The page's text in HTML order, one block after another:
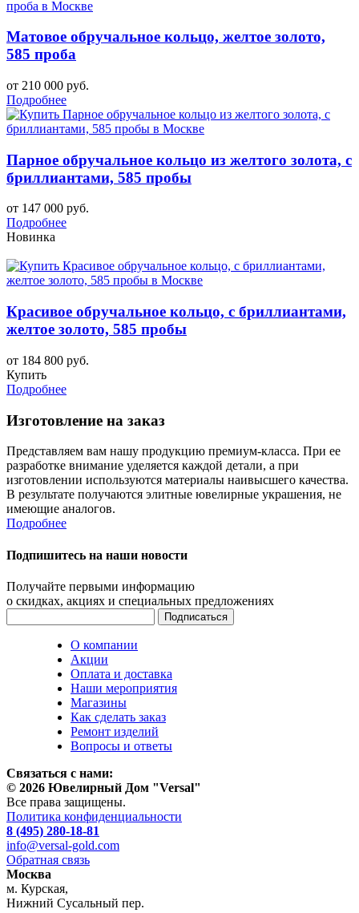
Матовое обручальное кольцо, желтое золото,
585 проба
от 210 000 руб.
Подробнее
Парное обручальное кольцо из желтого золота, с
бриллиантами, 585 пробы
от 147 000 руб.
Подробнее
Новинка
Красивое обручальное кольцо, с бриллиантами,
желтое золото, 585 пробы
от 184 800 руб.
Купить
Подробнее
Изготовление на заказ
Представляем вам нашу продукцию премиум-класса. При ее
разработке внимание уделяется каждой детали, а при
изготовлении используются материалы наивысшего качества.
В результате получаются элитные ювелирные украшения, не
имеющие аналогов.
Подробнее
Подпишитесь на наши новости
Получайте первыми информацию
о скидках, акциях и специальных предложениях
О компании
Акции
Оплата и доставка
Наши мероприятия
Магазины
Как сделать заказ
Ремонт изделий
Вопросы и ответы
Связаться с нами:
© 2026 Ювелирный Дом "Versal"
Все права защищены.
Политика конфиденциальности
8 (495) 280-18-81
info@versal-gold.com
Обратная связь
Москва
м. Курская,
Нижний Сусальный пер.